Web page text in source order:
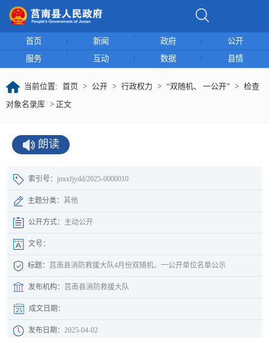
首页 新闻 政府
公开
服务
互动 数据 县情
当前位置: 首页 > 公开 > 行政权力 > “双随机、 一公开” > 检查
对象名录库 > 正文
朗读
索引号： jnxxfjydd/2025-0000010
主题分类： 其他
公开方式： 主动公开
文号：
标题： 莒南县消防救援大队4月份双随机、一公开单位名单公示
发布机构： 莒南县消防救援大队
成文日期：
发布日期： 2025-04-02